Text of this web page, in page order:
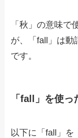
「秋」の意味で
が、「fall」は動
です。
「fall」を使っ
以下に「fall」を